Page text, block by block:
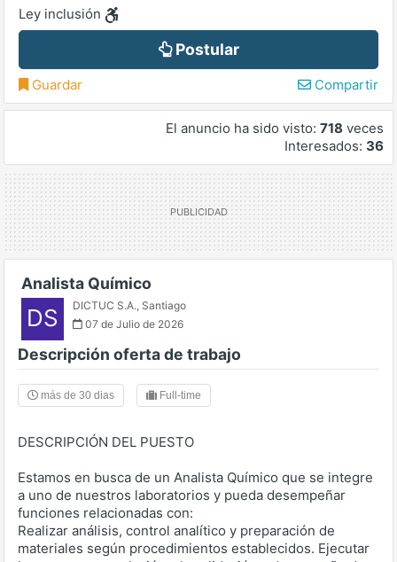
Ley inclusión
Postular
Guardar Compartir
El anuncio ha sido visto: 718 veces
Interesados: 36
Analista Químico
DS DICTUC S.A., Santiago
07 de Julio de 2026
Descripción oferta de trabajo
más de 30 dias Full-time
DESCRIPCIÓN DEL PUESTO
Estamos en busca de un Analista Químico que se integre
a uno de nuestros laboratorios y pueda desempeñar
funciones relacionadas con:
Realizar análisis, control analítico y preparación de
materiales según procedimientos establecidos. Ejecutar